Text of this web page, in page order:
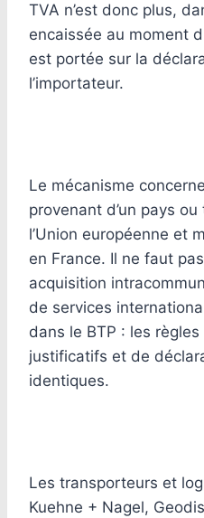
TVA n’est donc plus,
encaissée au moment
est portée sur la
l’importateur.
Le mécanisme
provenant d’un pays
l’Union européenne et
en France. Il ne faut
acquisition
de services
dans le BTP : les
justificatifs et de
identiques.
Les transporteurs et
Kuehne + Nagel,